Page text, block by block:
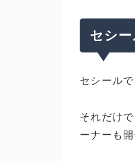
セシ
セシール
それだけ
ーナーも